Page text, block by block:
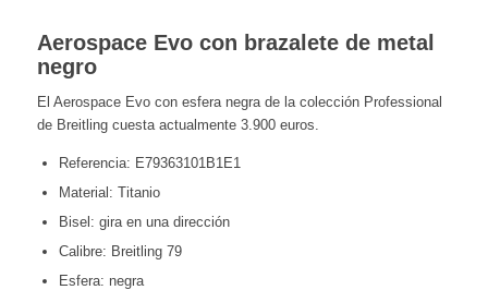
Aerospace Evo con brazalete de metal
negro
El Aerospace Evo con esfera negra de la colección Professional
de Breitling cuesta actualmente 3.900 euros.
Referencia: E79363101B1E1
Material: Titanio
Bisel: gira en una dirección
Calibre: Breitling 79
Esfera: negra